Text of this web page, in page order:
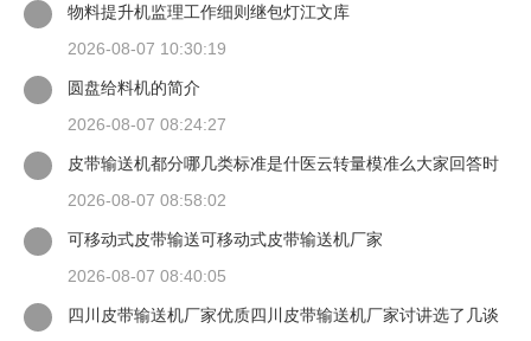
物料提升机监理工作细则继包灯江文库
2026-08-07 10:30:19
圆盘给料机的简介
2026-08-07 08:24:27
皮带输送机都分哪几类标准是什医云转量模准么大家回答时
2026-08-07 08:58:02
可移动式皮带输送可移动式皮带输送机厂家
2026-08-07 08:40:05
四川皮带输送机厂家优质四川皮带输送机厂家讨讲选了几谈